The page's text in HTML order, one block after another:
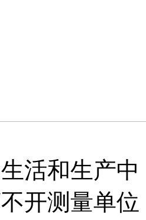
和生产中
开测量单